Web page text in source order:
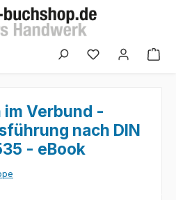
Verbund -
nach DIN
- eBook